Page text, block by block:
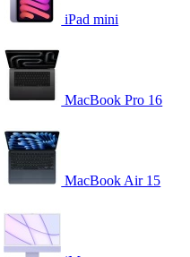
iPad mini
MacBook Pro 16
MacBook Air 15